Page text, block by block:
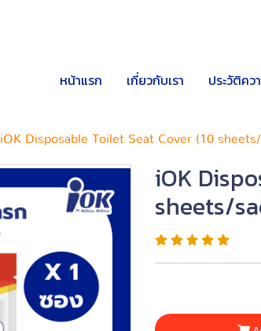
หน้าแรก เกี่ยวกับเรา ประวัติคว
iOK Disposable Toilet Seat Cover (10
iOK
sheets/